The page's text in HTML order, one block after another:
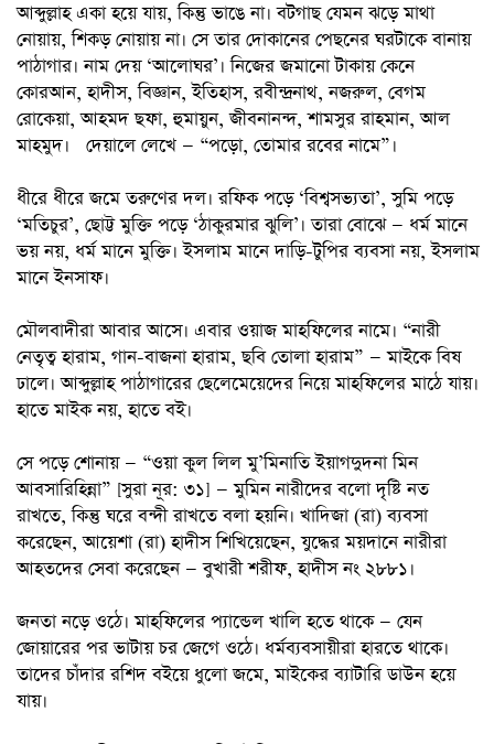
আব্দুল্লাহ একা হয়ে যায়, কিন্তু ভাঙে না। বটগাছ যেমন ঝড়ে মাথা
নোয়ায়, শিকড় নোয়ায় না। সে তার দোকানের পেছনের ঘরটাকে বানায়
পাঠাগার। নাম দেয় ‘আলোঘর’। নিজের জমানো টাকায় কেনে
কোরআন, হাদীস, বিজ্ঞান, ইতিহাস, রবীন্দ্রনাথ, নজরুল, বেগম
রোকেয়া, আহমদ ছফা, হুমায়ুন, জীবনানন্দ, শামসুর রাহমান, আল
মাহমুদ। দেয়ালে লেখে — “পড়ো, তোমার রবের নামে”।
ধীরে ধীরে জমে তরুণের দল। রফিক পড়ে ‘বিশ্বসভ্যতা’, সুমি পড়ে
‘মতিচুর’, ছোট্ট মুক্তি পড়ে ‘ঠাকুরমার ঝুলি’। তারা বোঝে — ধর্ম মানে
ভয় নয়, ধর্ম মানে মুক্তি। ইসলাম মানে দাড়ি-টুপির ব্যবসা নয়, ইসলাম
মানে ইনসাফ।
মৌলবাদীরা আবার আসে। এবার ওয়াজ মাহফিলের নামে। “নারী
নেতৃত্ব হারাম, গান-বাজনা হারাম, ছবি তোলা হারাম” — মাইকে বিষ
ঢালে। আব্দুল্লাহ পাঠাগারের ছেলেমেয়েদের নিয়ে মাহফিলের মাঠে যায়।
হাতে মাইক নয়, হাতে বই।
সে পড়ে শোনায় — “ওয়া কুল লিল মু’মিনাতি ইয়াগদুদনা মিন
আবসারিহিন্না” [সুরা নূর: ৩১] — মুমিন নারীদের বলো দৃষ্টি নত
রাখতে, কিন্তু ঘরে বন্দী রাখতে বলা হয়নি। খাদিজা (রা) ব্যবসা
করেছেন, আয়েশা (রা) হাদীস শিখিয়েছেন, যুদ্ধের ময়দানে নারীরা
আহতদের সেবা করেছেন — বুখারী শরীফ, হাদীস নং ২৮৮১।
জনতা নড়ে ওঠে। মাহফিলের প্যান্ডেল খালি হতে থাকে — যেন
জোয়ারের পর ভাটায় চর জেগে ওঠে। ধর্মব্যবসায়ীরা হারতে থাকে।
তাদের চাঁদার রশিদ বইয়ে ধুলো জমে, মাইকের ব্যাটারি ডাউন হয়ে
যায়।